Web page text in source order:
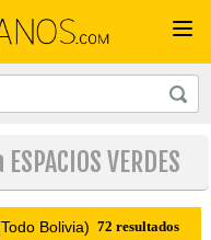
VERDES
Bolivia) 72 resultados